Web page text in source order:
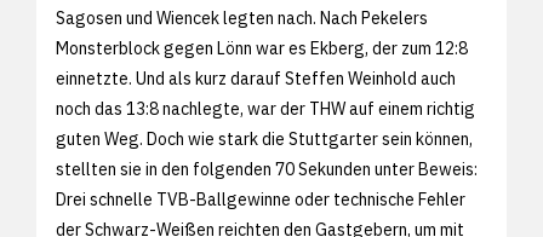
Sagosen und Wiencek legten nach. Nach Pekelers
Monsterblock gegen Lönn war es Ekberg, der zum 12:8
einnetzte. Und als kurz darauf Steffen Weinhold auch
noch das 13:8 nachlegte, war der THW auf einem richtig
guten Weg. Doch wie stark die Stuttgarter sein können,
stellten sie in den folgenden 70 Sekunden unter Beweis:
Drei schnelle TVB-Ballgewinne oder technische Fehler
der Schwarz-Weißen reichten den Gastgebern, um mit